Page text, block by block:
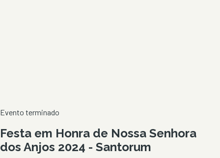
Evento terminado
Festa em Honra de Nossa Senhora
dos Anjos 2024 - Santorum